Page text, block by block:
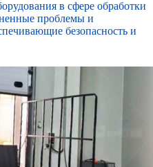
в сфере обработки
проблемы и
безопасность и